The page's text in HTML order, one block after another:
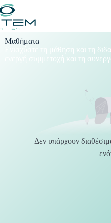
Μαθήματα
Ενισχύστε τη μάθηση και τη
ενεργή συμμετοχή και τη
Δεν υπάρχουν